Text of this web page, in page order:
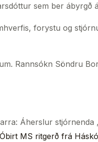
sem ber ábyrgð
forystu og
Rannsókn Söndru
Áherslur
Óbirt MS ritgerð frá